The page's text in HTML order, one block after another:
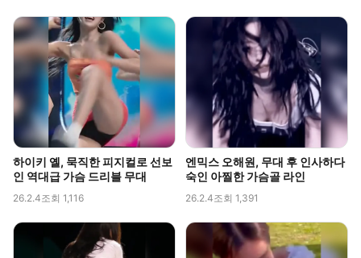
하이키 옐, 묵직한 피지컬로 선보
인 역대급 가슴 드리블 무대
26.2.4조회 1,116
엔믹스 오해원, 무대 후 인사하다
숙인 아찔한 가슴골 라인
26.2.4조회 1,391